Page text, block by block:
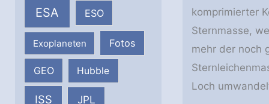
ESA ESO
Exoplaneten Fotos
GEO Hubble
ISS JPL
komprimierter
Sternmasse,
mehr der noch
Loch